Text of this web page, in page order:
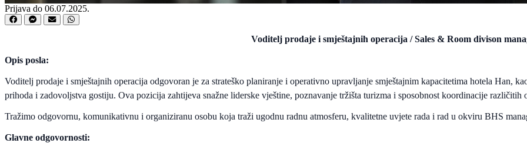
Prijava do 06.07.2025.
Voditelj prodaje i smještajnih operacija / Sales & Room divison
Opis posla:
Voditelj prodaje i smještajnih operacija odgovoran je za strateško planiranje i operativno upravljanje smještajnim kapacitetima hotela Han,
prihoda i zadovoljstva gostiju. Ova pozicija zahtijeva snažne liderske vještine, poznavanje tržišta turizma i sposobnost koordinacije različitih
Tražimo odgovornu, komunikativnu i organiziranu osobu koja traži ugodnu radnu atmosferu, kvalitetne uvjete rada i rad u okviru BHS
Glavne odgovornosti: